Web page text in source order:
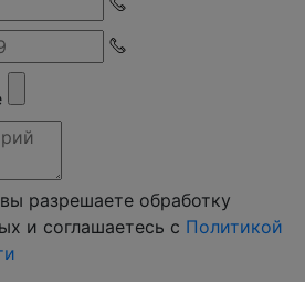
разрешаете обработку
и соглашаетесь с Политикой